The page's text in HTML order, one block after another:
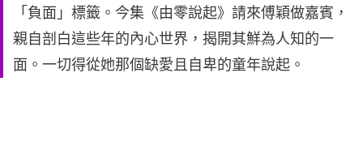
「負面」標籤。今集《由零說起》請來傅穎做嘉賓，
親自剖白這些年的內心世界，揭開其鮮為人知的一
面。一切得從她那個缺愛且自卑的童年說起。